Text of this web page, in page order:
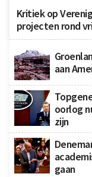
Kritiek op
projecten rond
aan
oorlog
zijn
gaan